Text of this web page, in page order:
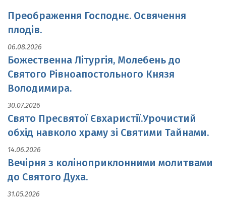
Преображення Господнє. Освячення
плодів.
06.08.2026
Божественна Літургія, Молебень до
Святого Рівноапостольного Князя
Володимира.
30.07.2026
Свято Пресвятої Євхаристії.Урочистий
обхід навколо храму зі Святими Тайнами.
14.06.2026
Вечірня з коліноприклонними молитвами
до Святого Духа.
31.05.2026